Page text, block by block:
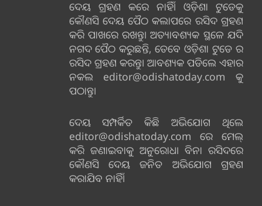
ଦେୟ ଗ୍ରହଣ କରେ ନାହିଁ। ଓଡ଼ିଶା ଟୁଡେକୁ
କୌଣସି ଦେୟ ପୈଠ କଲାପରେ ରସିଦ ଗ୍ରହଣ
କରି ପାଖରେ ରଖନ୍ତୁ। ଅତ୍ୟାବଶ୍ୟକ ସ୍ଥଳେ ଯଦି
ନଗଦ ପୈଠ କରୁଛନ୍ତି, ତେବେ ଓଡ଼ିଶା ଟୁଡେ ର
ରସିଦ ଗ୍ରହଣ କରନ୍ତୁ। ଆବଶ୍ୟକ ପଡିଲେ ଏହାର
ନକଲ editor@odishatoday.com କୁ
ପଠାନ୍ତୁ।
ଦେୟ ସମ୍ପର୍କିତ କିଛି ଅଭିଯୋଗ ଥିଲେ
editor@odishatoday.com ରେ ମେଲ୍
କରି ଜଣାଇବାକୁ ଅନୁରୋଧ। ବିନା ରସିଦରେ
କୌଣସି ଦେୟ ଜନିତ ଅଭିଯୋଗ ଗ୍ରହଣ
କରାଯିବ ନାହିଁ।